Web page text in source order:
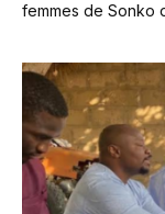
femmes de Sonko